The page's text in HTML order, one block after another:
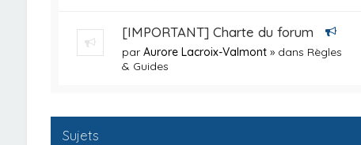
[IMPORTANT] Charte du forum
par Aurore Lacroix-Valmont » dans Règles
& Guides
Sujets